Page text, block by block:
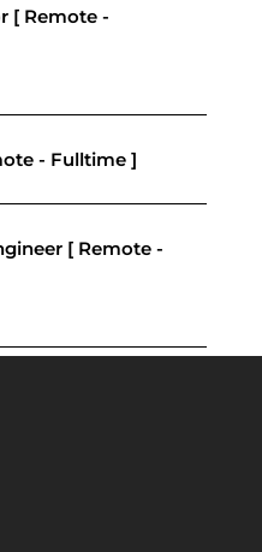
-
[ Remote - Fulltime ]
-